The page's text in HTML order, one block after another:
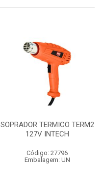
SOPRADOR TERMICO TERM2
127V INTECH
Código: 27796
Embalagem: UN